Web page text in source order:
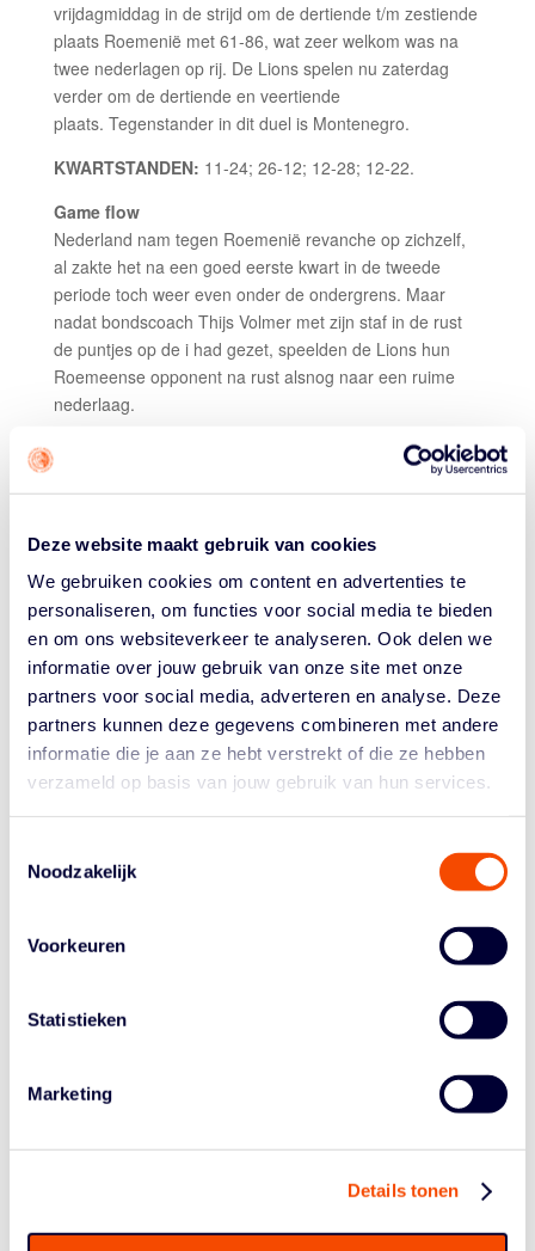
Deze website maakt gebruik van cookies
We gebruiken cookies om content en advertenties te
personaliseren, om functies voor social media te bieden
en om ons websiteverkeer te analyseren. Ook delen we
informatie over jouw gebruik van onze site met onze
partners voor social media, adverteren en analyse. Deze
partners kunnen deze gegevens combineren met andere
informatie die je aan ze hebt verstrekt of die ze hebben
verzameld op basis van jouw gebruik van hun services.
Noodzakelijk
Voorkeuren
Statistieken
Marketing
Details tonen
vrijdagmiddag in de strijd om de dertiende t/m zestiende
plaats Roemenië met 61-86, wat zeer welkom was na
twee nederlagen op rij. De Lions spelen nu zaterdag
verder om de dertiende en veertiende
plaats. Tegenstander in dit duel is Montenegro.
KWARTSTANDEN: 11-24; 26-12; 12-28; 12-22.
Game flow
Nederland nam tegen Roemenië revanche op zichzelf,
al zakte het na een goed eerste kwart in de tweede
periode toch weer even onder de ondergrens. Maar
nadat bondscoach Thijs Volmer met zijn staf in de rust
de puntjes op de i had gezet, speelden de Lions hun
Roemeense opponent na rust alsnog naar een ruime
nederlaag.
punten, 7 rebounds, 6 assists en 7 steals.
Opvallend
Nederland domineerde de rebound (50 om 36) en
haalde uit de 21 aanvallende rebounds wat meer
rendement (13 punten) dan tegen Israël. Maar de grote
winst zat in een beter driepuntsschot (6 uit
19, Roemenië 0 uit 10), het delen van de bal (28
assists) en de 29 keer balverlies van Roemenië, die tot
22 Nederlandse punten leidden.
de press breaker aangepast'
energy level dat we in de eerste drie duels haalden. In
het tweede kwart was het even helemaal hopeloos. Na
weg, waaruit Roemenië een flinke run kan maken. In de
rust hebben we de press breaker aangepast en
hebben. Beide sorteren effect. Ook onze eigen press
hebben we aangepast en daar komen veel Roemeense
Beelden: klik hier.